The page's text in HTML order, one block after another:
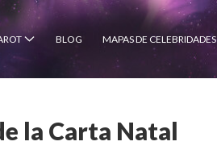
BLOG MAPAS DE CELEBRIDADES
la Carta Natal